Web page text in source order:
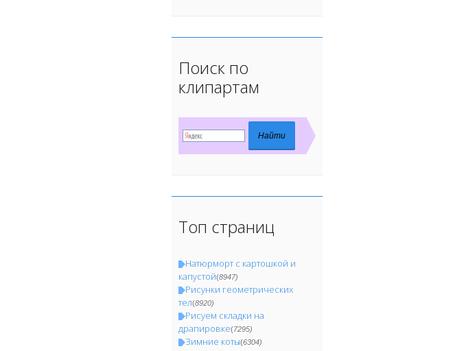
Поиск по
клипартам
Топ страниц
Натюрморт с картошкой и
капустой(8947)
Рисунки геометрических
тел(8920)
Рисуем складки на
драпировке(7295)
Зимние коты(6304)